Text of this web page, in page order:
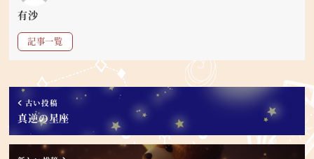
有沙
記事一覧
古い投稿
真逆の星座